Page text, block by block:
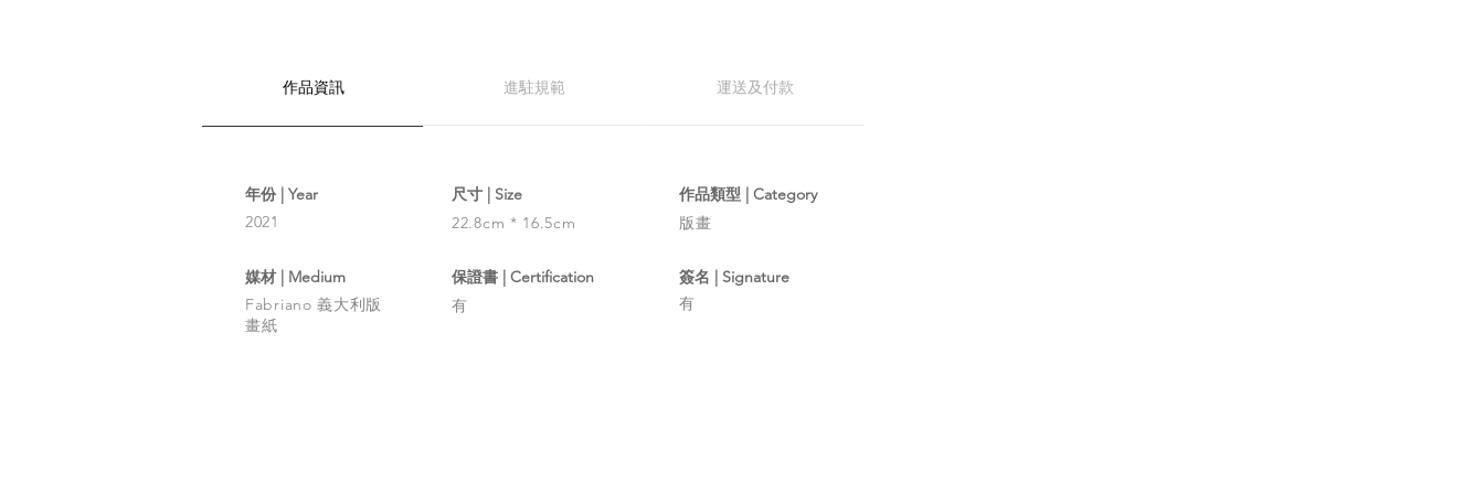
作品資訊 進駐規範 運送及付款
年份 | Year
2021
媒材 | Medium
Fabriano 義大利版
畫紙
​尺寸 | Size
22.8cm * 16.5cm
​保證書 | Certification
有
作品類型 | Category
版畫
簽名 | Signature
有